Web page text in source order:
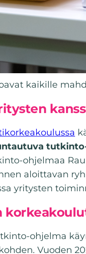
kaikille
ohjelmaa
aloittavan
yritysten
ohjelma
Vuoden